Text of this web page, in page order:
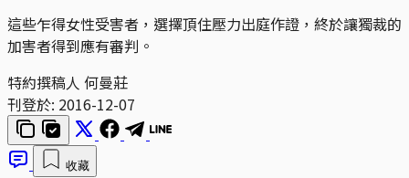
這些乍得女性受害者，選擇頂住壓力出庭作證，終於讓獨裁的
加害者得到應有審判。
特約撰稿人 何曼莊
刊登於: 2016-12-07
收藏